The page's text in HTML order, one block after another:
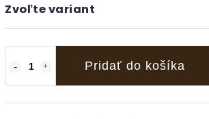
Zvoľte variant
Pridať do košíka